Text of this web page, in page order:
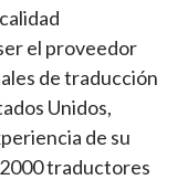
el proveedor
de traducción
Unidos,
de su
traductores